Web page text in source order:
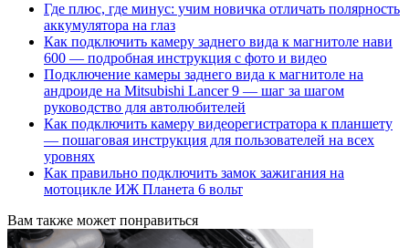
Где плюс, где минус: учим новичка отличать полярность
аккумулятора на глаз
Как подключить камеру заднего вида к магнитоле нави
600 — подробная инструкция с фото и видео
Подключение камеры заднего вида к магнитоле на
андроиде на Mitsubishi Lancer 9 — шаг за шагом
руководство для автолюбителей
Как подключить камеру видеорегистратора к планшету
— пошаговая инструкция для пользователей на всех
уровнях
Как правильно подключить замок зажигания на
мотоцикле ИЖ Планета 6 вольт
Вам также может понравиться